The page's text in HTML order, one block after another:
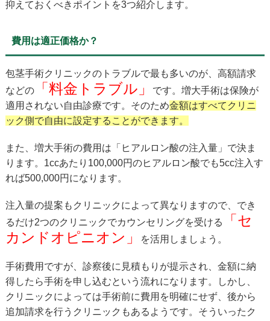
抑えておくべきポイントを3つ紹介します。
費用は適正価格か？
包茎手術クリニックのトラブルで最も多いのが、高額請求
などの「料金トラブル」
です。増大手術は保険が
適用されない自由診療です。そのため金額はすべてクリニ
ック側で自由に設定することができます。
また、増大手術の費用は「ヒアルロン酸の注入量」で決ま
ります。1ccあたり100,000円のヒアルロン酸でも5cc注入す
れば500,000円になります。
注入量の提案もクリニックによって異なりますので、でき
るだけ2つのクリニックでカウンセリングを受ける
「セ
カンドオピニオン」
を活用しましょう。
手術費用ですが、診察後に見積もりが提示され、金額に納
得したら手術を申し込むという流れになります。しかし、
クリニックによっては手術前に費用を明確にせず、後から
追加請求を行うクリニックもあるようです。そういったク